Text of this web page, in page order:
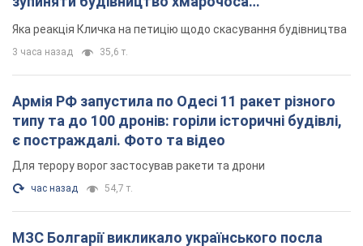
МЗС Болгарії викликало українського посла
через інцидент із дроном: що сталося
Бесіда відбудеться 10 серпня
3 часа назад 5,4 т.